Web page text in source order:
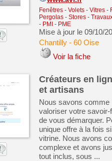
Fenêtres - Volets - Vitres -
Pergolas - Stores-
- PMI - PME
Mise à jour le 09/10/
Chantilly- 60 Oise
Voir la fiche
Créateurs en
et artisans
Nous savons comme
valoriser votre
de vous démarquer.
unique offre à la fois
vitrine. Nous avons
complexe et avons
tout inclus, sous ...